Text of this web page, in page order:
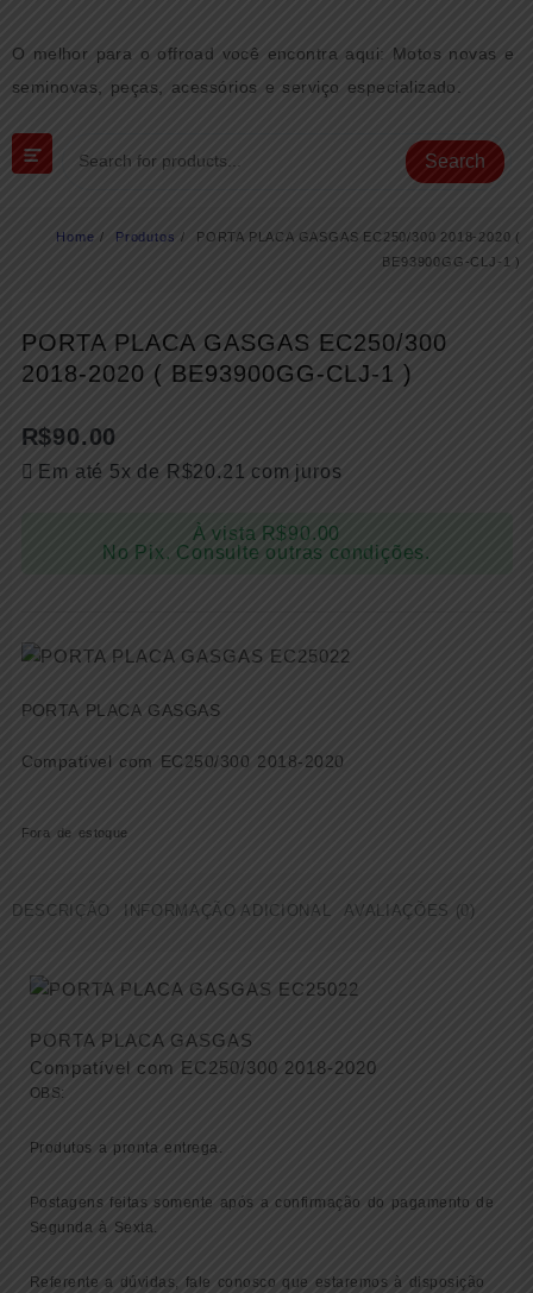
content
O melhor para o offroad você encontra aqui: Motos novas e
seminovas, peças, acessórios e serviço especializado.
Search
Home Produtos
PORTA PLACA GASGAS EC250/300 2018-2020 (
BE93900GG-CLJ-1 )
PORTA PLACA GASGAS EC250/300
2018-2020 ( BE93900GG-CLJ-1 )
R$90.00
Em até 5x de R$20.21 com juros
À vista R$90.00
No Pix. Consulte outras condições.
PORTA PLACA GASGAS
Compatível com EC250/300 2018-2020
Fora de estoque
DESCRIÇÃO INFORMAÇÃO ADICIONAL AVALIAÇÕES (0)
PORTA PLACA GASGAS
Compatível com EC250/300 2018-2020
OBS:
Produtos a pronta entrega.
Postagens feitas somente após a confirmação do pagamento de
Segunda à Sexta.
Referente a dúvidas, fale conosco que estaremos à disposição